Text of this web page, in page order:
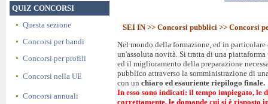
QUIZ CONCORSI
Questa sezione
Concorsi per bandi
Concorsi per profili
Concorsi nella UE
Concorsi annuali
SEI IN >> Concorsi pubblici >> Concorsi
Nel mondo della formazione, ed in
un'assoluta novità. Si tratta di una
ed il miglioramento della preparazione
pubblico attraverso la somministrazione di
con un chiaro ed esauriente riepilogo finale.
In esso sono indicati: il tempo impiegato, le
correttamente, le domande cui si è risposto